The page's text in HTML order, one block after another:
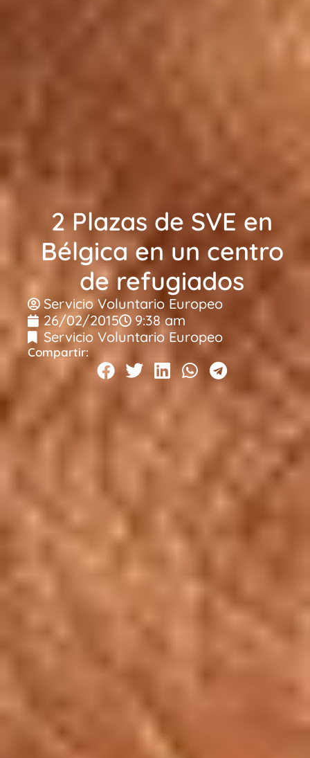
2 Plazas de SVE en
Bélgica en un centro
de refugiados
Servicio Voluntario Europeo
26/02/2015
9:38 am
Servicio Voluntario Europeo
Compartir: